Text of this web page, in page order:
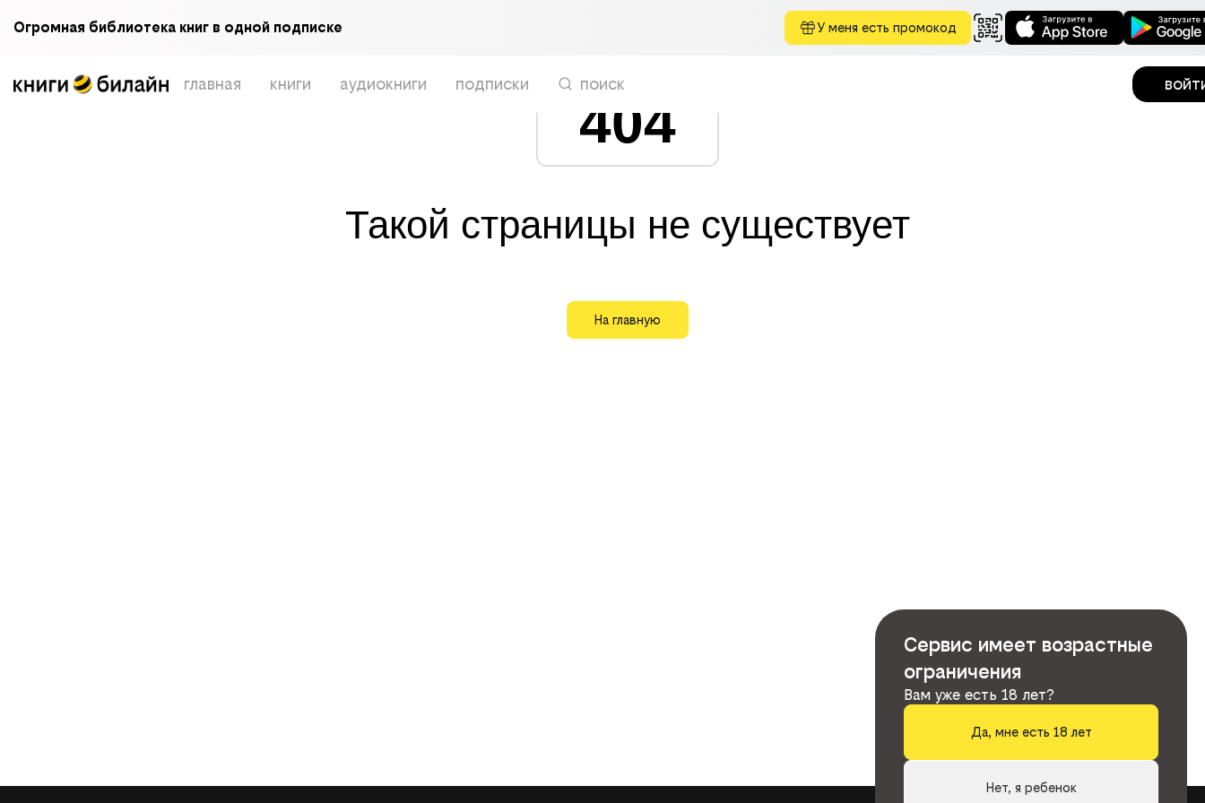
Огромная библиотека книг в одной подписке У меня есть промокод
главная книги аудиокниги подписки поиск
404
Такой страницы не существует
На главную
Сервис имеет возрастные
ограничения
Вам уже есть 18 лет?
Да, мне есть 18 лет
Нет, я ребенок